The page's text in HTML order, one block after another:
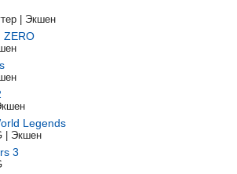
| Экшен
ZERO
Legends
| Экшен
3